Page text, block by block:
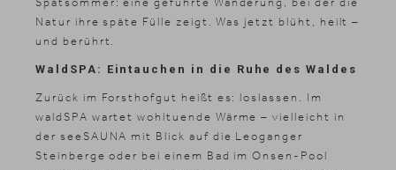
Shopping
Galerie
Natur ihre späte Fülle zeigt. Was jetzt blüht, heilt –
und berührt.
WaldSPA: Eintauchen in die Ruhe des Waldes
Zurück im Forsthofgut heißt es: loslassen. Im
waldSPA wartet wohltuende Wärme – vielleicht in
der seeSAUNA mit Blick auf die Leoganger
Steinberge oder bei einem Bad im Onsen-Pool